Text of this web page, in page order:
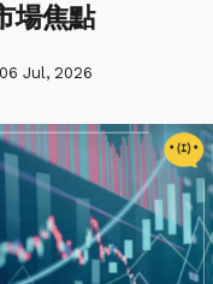
場焦點
06 Jul, 2026